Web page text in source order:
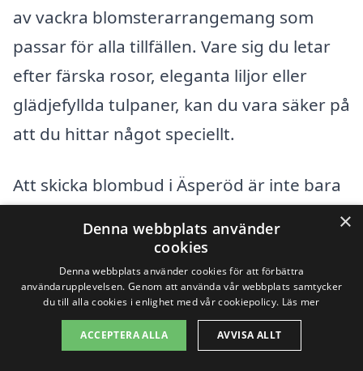
av vackra blomsterarrangemang som
passar för alla tillfällen. Vare sig du letar
efter färska rosor, eleganta liljor eller
glädjefyllda tulpaner, kan du vara säker på
att du hittar något speciellt.
Att skicka blombud i Äsperöd är inte bara
chans att stärka relationer och sprida
glädje. Många florister erbjuder även
tjänster som att skriva personliga kort
eller meddelanden som medföljer
×
Denna webbplats använder
cookies
Denna webbplats använder cookies för att förbättra
användarupplevelsen. Genom att använda vår webbplats samtycker
du till alla cookies i enlighet med vår cookiepolicy. Läs mer
ACCEPTERA ALLA AVVISA ALLT